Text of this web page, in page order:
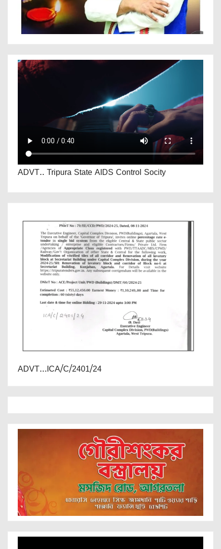
ADVT.. Tripura State AIDS Control Socity
ADVT...ICA/C/2401/24